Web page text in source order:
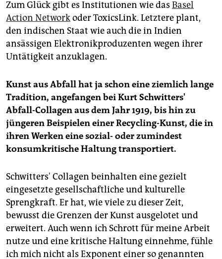
Zum Glück gibt es Institutionen wie das Basel
Action Networkoder ToxicsLink. Letztere plant,
den indischen Staat wie auch die in Indien
ansässigen Elektronikproduzenten wegen ihrer
Untätigkeit anzuklagen.
Kunst aus Abfall hat ja schon eine ziemlich lange
Tradition, angefangen bei Kurt Schwitters'
Abfall-Collagen aus dem Jahr 1919, bis hin zu
jüngeren Beispielen einer Recycling-Kunst, die in
ihren Werken eine sozial- oder zumindest
konsumkritische Haltung transportiert.
Schwitters' Collagen beinhalten eine gezielt
eingesetzte gesellschaftliche und kulturelle
Sprengkraft. Er hat, wie viele zu dieser Zeit,
bewusst die Grenzen der Kunst ausgelotet und
erweitert. Auch wenn ich Schrott für meine Arbeit
nutze und eine kritische Haltung einnehme, fühle
ich mich nicht als Exponent einer so genannten